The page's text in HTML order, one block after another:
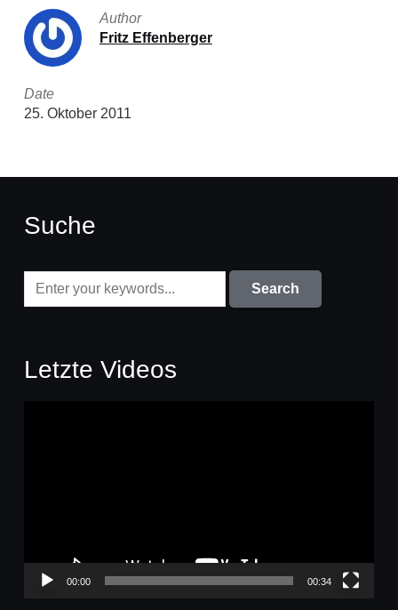
Author
Fritz Effenberger
Date
25. Oktober 2011
Suche
Letzte Videos
00:00 00:34